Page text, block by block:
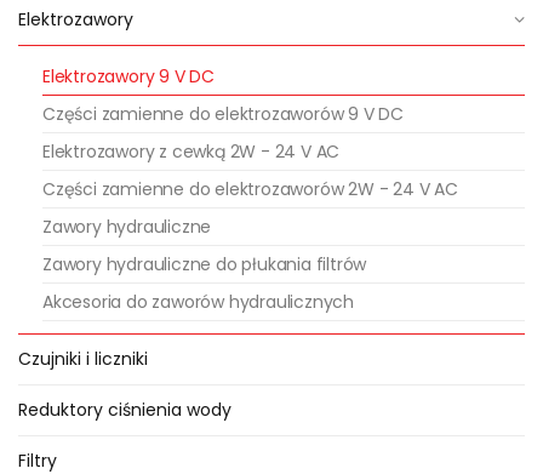
Wśród sterowników bateryjnych
występują sterowniki
współpracujące z
elektrozaworami z cewką
impulsową dwu lub trzy żyłową.
z jakim typem cewki współpracuje
model sterownika bateryjnego. Po
wybraniu odpowiedniej cewki
przepływ jaki przewidujemy w
Elektrozawory
Elektrozawory 9 V DC
Części zamienne do elektrozaworów 9 V DC
Elektrozawory z cewką 2W - 24 V AC
Części zamienne do elektrozaworów 2W - 24 V AC
Zawory hydrauliczne
Zawory hydrauliczne do płukania filtrów
Akcesoria do zaworów hydraulicznych
Czujniki i liczniki
Reduktory ciśnienia wody
Filtry